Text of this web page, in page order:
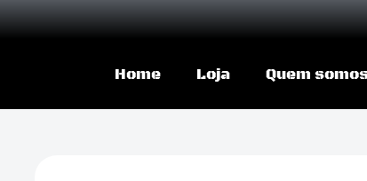
Home Loja Quem